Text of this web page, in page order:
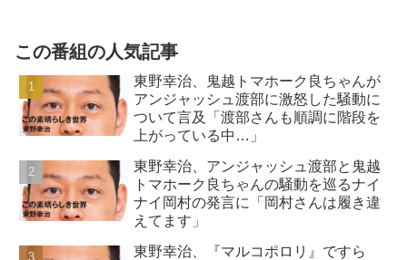
この番組の人気記事
東野幸治、鬼越トマホーク良ちゃんが
アンジャッシュ渡部に激怒した騒動に
ついて言及「渡部さんも順調に階段を
上がっている中…」
東野幸治、アンジャッシュ渡部と鬼越
トマホーク良ちゃんの騒動を巡るナイ
ナイ岡村の発言に「岡村さんは履き違
えてます」
東野幸治、『マルコポロリ』ですら